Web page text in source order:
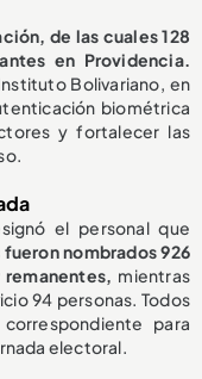
de las cuales 128
en Providencia.
Bolivariano, en
biométrica
y fortalecer las
el personal que
fueron nombrados 926
mientras
94 personas. Todos
para
electoral.